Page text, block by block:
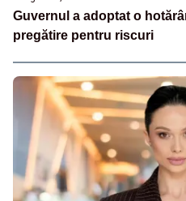
Guvernul a adoptat o
pregătire pentru riscuri